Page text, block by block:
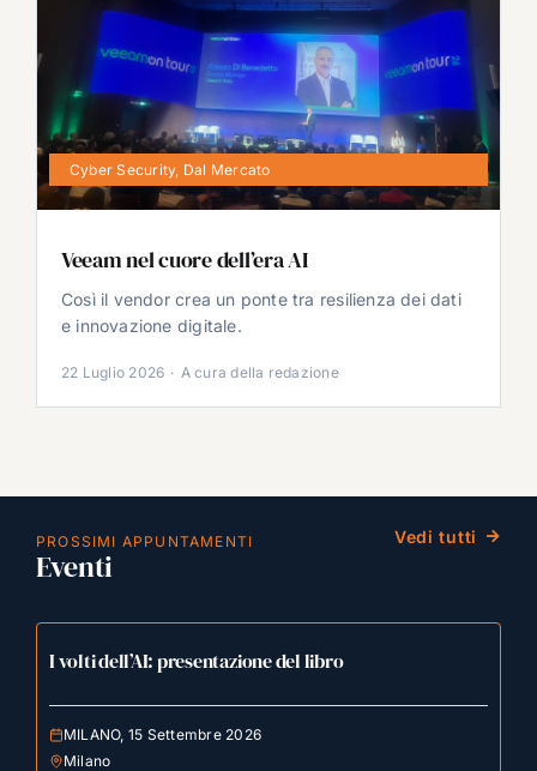
Cyber Security, Dal Mercato
Veeam nel cuore dell’era AI
Così il vendor crea un ponte tra resilienza dei dati
e innovazione digitale.
22 Luglio 2026 · A cura della redazione
PROSSIMI APPUNTAMENTI
Eventi
Vedi tutti
I volti dell’AI: presentazione del libro
MILANO, 15 Settembre 2026
Milano